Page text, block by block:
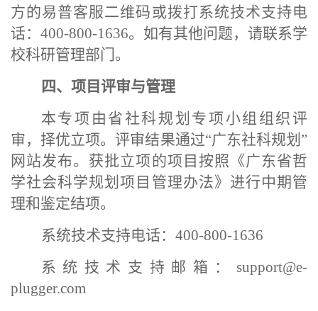
方的易普客服二维码或拨打系统技术支持电
话： 400-800-1636。如有其他问题，请联系学
校科研管理部门。
四、项目评审与管理
本专项由省社科规划专项小组组织评
审，择优立项。评审结果通过“广东社科规划”
网站发布。获批立项的项目按照《广东省哲
学社会科学规划项目管理办法》进行中期管
理和鉴定结项。
系统技术支持电话： 400-800-1636
系统技术支持邮箱： support@e-
plugger.com